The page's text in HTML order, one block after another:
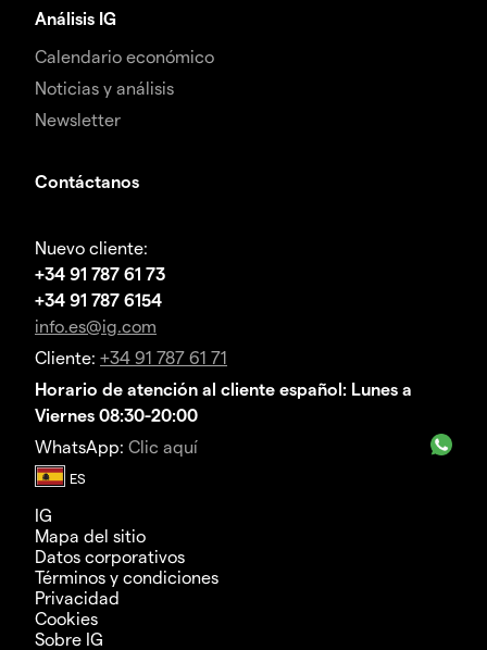
Análisis IG
Calendario económico
Noticias y análisis
Newsletter
Contáctanos
Nuevo cliente:
+34 91 787 61 73
+34 91 787 6154
info.es@ig.com
Cliente: +34 91 787 61 71
Horario de atención al cliente español: Lunes a
Viernes 08:30-20:00
WhatsApp: Clic aquí
IG
Mapa del sitio
Datos corporativos
Términos y condiciones
Privacidad
Cookies
Sobre IG